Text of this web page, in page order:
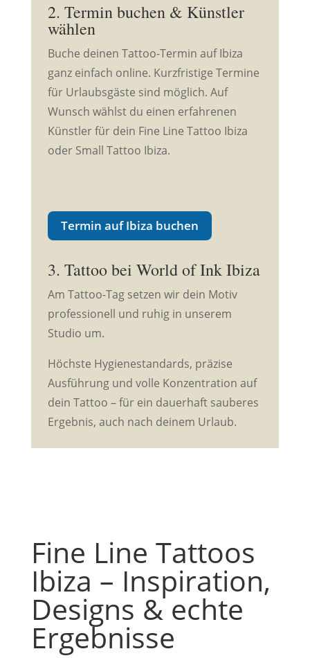
2. Termin buchen & Künstler
wählen
Buche deinen Tattoo-Termin auf Ibiza
ganz einfach online. Kurzfristige Termine
für Urlaubsgäste sind möglich. Auf
Wunsch wählst du einen erfahrenen
Künstler für dein Fine Line Tattoo Ibiza
oder Small Tattoo Ibiza.
Termin auf Ibiza buchen
3. Tattoo bei World of Ink Ibiza
Am Tattoo-Tag setzen wir dein Motiv
professionell und ruhig in unserem
Studio um.
Höchste Hygienestandards, präzise
Ausführung und volle Konzentration auf
dein Tattoo – für ein dauerhaft sauberes
Ergebnis, auch nach deinem Urlaub.
Fine Line Tattoos
Ibiza – Inspiration,
Designs & echte
Ergebnisse